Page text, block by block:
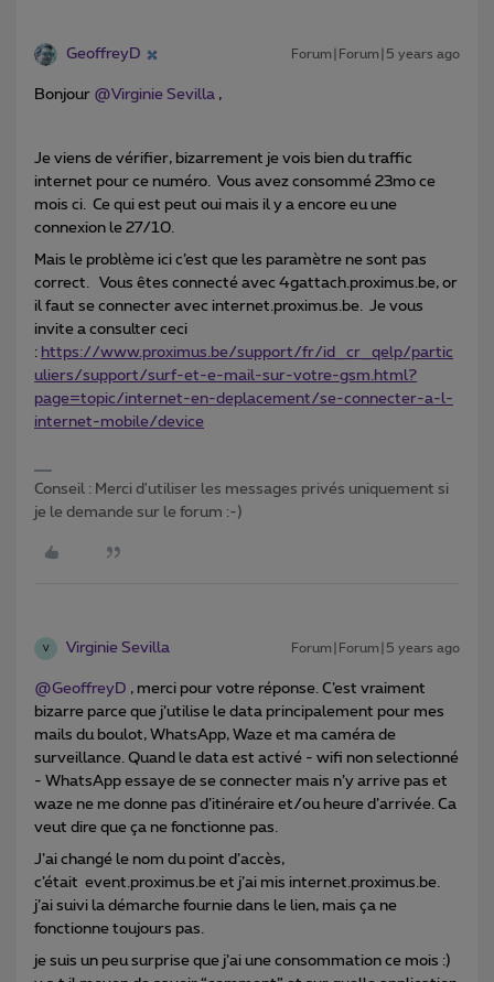
GeoffreyD Forum|Forum|5 years ago
Bonjour @Virginie Sevilla ,
Je viens de vérifier, bizarrement je vois bien du traffic
internet pour ce numéro. Vous avez consommé 23mo ce
mois ci. Ce qui est peut oui mais il y a encore eu une
connexion le 27/10.
Mais le problème ici c’est que les paramètre ne sont pas
correct. Vous êtes connecté avec 4gattach.proximus.be, or
il faut se connecter avec internet.proximus.be. Je vous
invite a consulter ceci
: https://www.proximus.be/support/fr/id_cr_qelp/partic
uliers/support/surf-et-e-mail-sur-votre-gsm.html?
page=topic/internet-en-deplacement/se-connecter-a-l-
internet-mobile/device
Conseil : Merci d'utiliser les messages privés uniquement si
je le demande sur le forum :-)
V Virginie Sevilla Forum|Forum|5 years ago
@GeoffreyD , merci pour votre réponse. C’est vraiment
bizarre parce que j’utilise le data principalement pour mes
mails du boulot, WhatsApp, Waze et ma caméra de
surveillance. Quand le data est activé - wifi non selectionné
- WhatsApp essaye de se connecter mais n’y arrive pas et
waze ne me donne pas d’itinéraire et/ou heure d’arrivée. Ca
veut dire que ça ne fonctionne pas.
J’ai changé le nom du point d’accès,
c’était event.proximus.be et j’ai mis internet.proximus.be.
j’ai suivi la démarche fournie dans le lien, mais ça ne
fonctionne toujours pas.
je suis un peu surprise que j’ai une consommation ce mois :)